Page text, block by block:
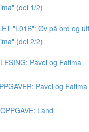
(del 1/2)
"L01B": Øv på ord og
(del 2/2)
Pavel og Fatima
Pavel og Fatima
Land